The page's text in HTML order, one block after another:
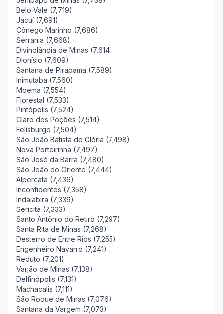
Belo Vale (7,719)
Jacuí (7,691)
Cônego Marinho (7,686)
Serrania (7,668)
Divinolândia de Minas (7,614)
Dionísio (7,609)
Santana de Pirapama (7,589)
Inimutaba (7,560)
Moema (7,554)
Florestal (7,533)
Pintópolis (7,524)
Claro dos Poções (7,514)
Felisburgo (7,504)
São João Batista do Glória (7,498)
Nova Porteirinha (7,497)
São José da Barra (7,480)
São João do Oriente (7,444)
Alpercata (7,436)
Inconfidentes (7,358)
Indaiabira (7,339)
Sericita (7,333)
Santo Antônio do Retiro (7,297)
Santa Rita de Minas (7,268)
Desterro de Entre Rios (7,255)
Engenheiro Navarro (7,241)
Reduto (7,201)
Varjão de MInas (7,138)
Delfinópolis (7,131)
Machacalis (7,111)
São Roque de Minas (7,076)
Santana da Vargem (7,073)